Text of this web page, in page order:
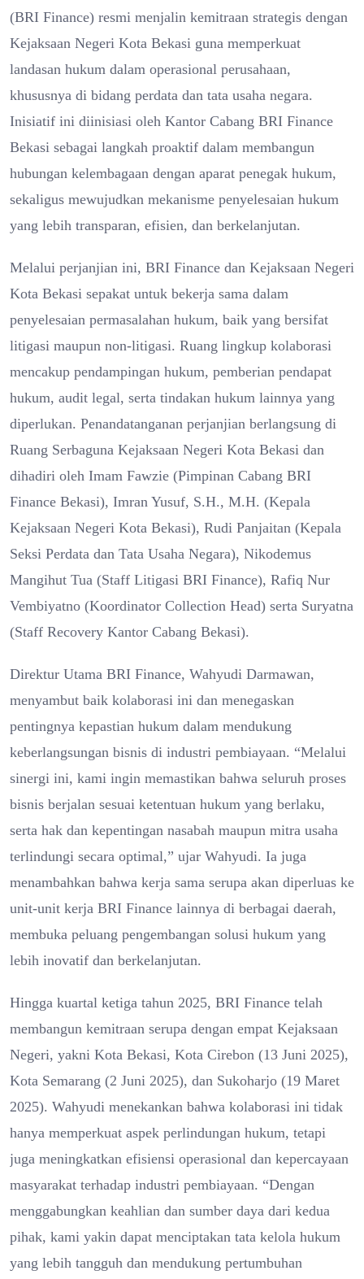
(BRI Finance) resmi menjalin kemitraan strategis dengan
Kejaksaan Negeri Kota Bekasi guna memperkuat
landasan hukum dalam operasional perusahaan,
khususnya di bidang perdata dan tata usaha negara.
Inisiatif ini diinisiasi oleh Kantor Cabang BRI Finance
Bekasi sebagai langkah proaktif dalam membangun
hubungan kelembagaan dengan aparat penegak hukum,
sekaligus mewujudkan mekanisme penyelesaian hukum
yang lebih transparan, efisien, dan berkelanjutan.
Melalui perjanjian ini, BRI Finance dan Kejaksaan Negeri
Kota Bekasi sepakat untuk bekerja sama dalam
penyelesaian permasalahan hukum, baik yang bersifat
litigasi maupun non-litigasi. Ruang lingkup kolaborasi
mencakup pendampingan hukum, pemberian pendapat
hukum, audit legal, serta tindakan hukum lainnya yang
diperlukan. Penandatanganan perjanjian berlangsung di
Ruang Serbaguna Kejaksaan Negeri Kota Bekasi dan
dihadiri oleh Imam Fawzie (Pimpinan Cabang BRI
Finance Bekasi), Imran Yusuf, S.H., M.H. (Kepala
Kejaksaan Negeri Kota Bekasi), Rudi Panjaitan (Kepala
Seksi Perdata dan Tata Usaha Negara), Nikodemus
Mangihut Tua (Staff Litigasi BRI Finance), Rafiq Nur
Vembiyatno (Koordinator Collection Head) serta Suryatna
(Staff Recovery Kantor Cabang Bekasi).
Direktur Utama BRI Finance, Wahyudi Darmawan,
menyambut baik kolaborasi ini dan menegaskan
pentingnya kepastian hukum dalam mendukung
keberlangsungan bisnis di industri pembiayaan. “Melalui
sinergi ini, kami ingin memastikan bahwa seluruh proses
bisnis berjalan sesuai ketentuan hukum yang berlaku,
serta hak dan kepentingan nasabah maupun mitra usaha
terlindungi secara optimal,” ujar Wahyudi. Ia juga
menambahkan bahwa kerja sama serupa akan diperluas ke
unit-unit kerja BRI Finance lainnya di berbagai daerah,
membuka peluang pengembangan solusi hukum yang
lebih inovatif dan berkelanjutan.
Hingga kuartal ketiga tahun 2025, BRI Finance telah
membangun kemitraan serupa dengan empat Kejaksaan
Negeri, yakni Kota Bekasi, Kota Cirebon (13 Juni 2025),
Kota Semarang (2 Juni 2025), dan Sukoharjo (19 Maret
2025). Wahyudi menekankan bahwa kolaborasi ini tidak
hanya memperkuat aspek perlindungan hukum, tetapi
juga meningkatkan efisiensi operasional dan kepercayaan
masyarakat terhadap industri pembiayaan. “Dengan
menggabungkan keahlian dan sumber daya dari kedua
pihak, kami yakin dapat menciptakan tata kelola hukum
yang lebih tangguh dan mendukung pertumbuhan